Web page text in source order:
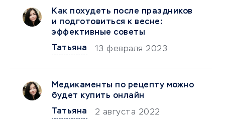
Как похудеть после праздников
и подготовиться к весне:
эффективные советы
Татьяна
13 февраля 2023
Медикаменты по рецепту можно
будет купить онлайн
Татьяна
2 августа 2022